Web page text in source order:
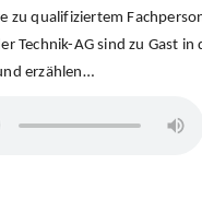
zu qualifiziertem
Technik-AG sind zu Gast in
erzählen…